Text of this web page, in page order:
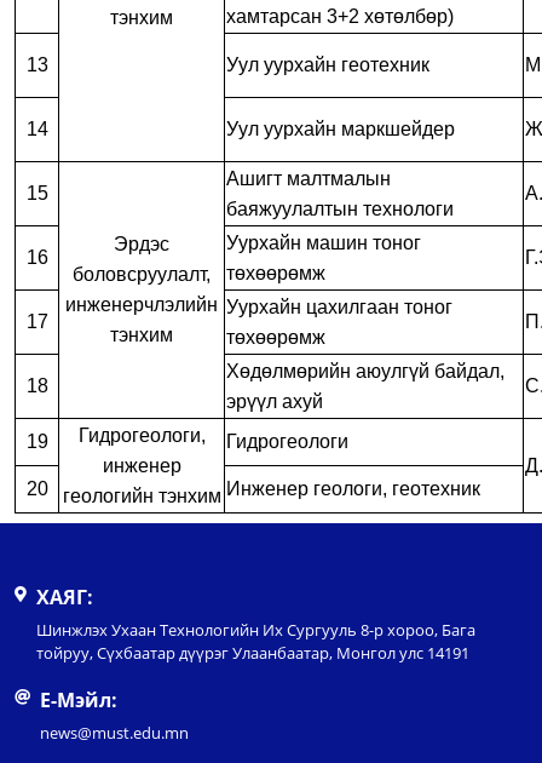
тэнхим
хамтарсан 3+2 хөтөлбөр)
13 Уул уурхайн геотехник
14 Уул уурхайн маркшейдер
15
Эрдэс
боловсруулалт,
инженерчлэлийн
тэнхим
Ашигт малтмалын
баяжуулалтын технологи
16
Уурхайн машин тоног
төхөөрөмж
17
Уурхайн цахилгаан тоног
төхөөрөмж
18
Хөдөлмөрийн аюулгүй байдал,
эрүүл ахуй
19
Гидрогеологи,
инженер
геологийн тэнхим
Гидрогеологи
20
Инженер геологи, геотехник
ХАЯГ:
Шинжлэх Ухаан Технологийн Их Сургууль 8-р хороо, Бага
тойруу, Сүхбаатар дүүрэг Улаанбаатар, Монгол улс 14191
Е-Мэйл:
news@must.edu.mn